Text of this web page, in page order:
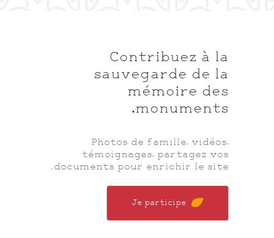
Contribuez à la
sauvegarde de la
mémoire des
monuments.
Photos de famille, vidéos,
témoignages, partagez vos
documents pour enrichir le site.
Je participe